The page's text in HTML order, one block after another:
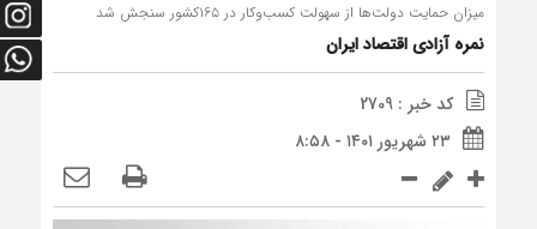
میزان حمایت دولت‌ها از سهولت کسب‌وکار در ۱۶۵کشور سنجش شد
نمره آزادی اقتصاد ایران
کد خبر : 2709
۲۳ شهریور ۱۴۰۱ - ۸:۵۸